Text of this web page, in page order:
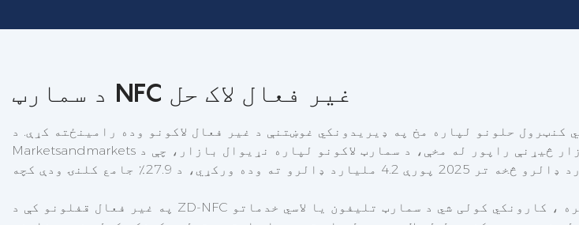
د سمارټ NFC غیر فعال لاک حل
کنټرول حلونو لپاره مخ په ډیریدونکي غوښتنې د غیر فعال لاکونو وده رامینځته کړې. د
Marketsandmarkets لخوا د وروستي بازار څیړنې راپور له مخې، د سمارټ لاکونو لپاره نړیوال بازار، چې د NFC غیر فعال لاکونه پکې شامل دي، اټکل کیږي چې په
په غیر فعال قفلونو کې د ZD-NFC لاک 2 ځای په ځای کولو سره ، کارونکي کولی شي د سمارټ تلیفون یا لاسي خدماتو NFC له لارې تالاشۍ کنټرول کړي ترڅو د غیر فعال